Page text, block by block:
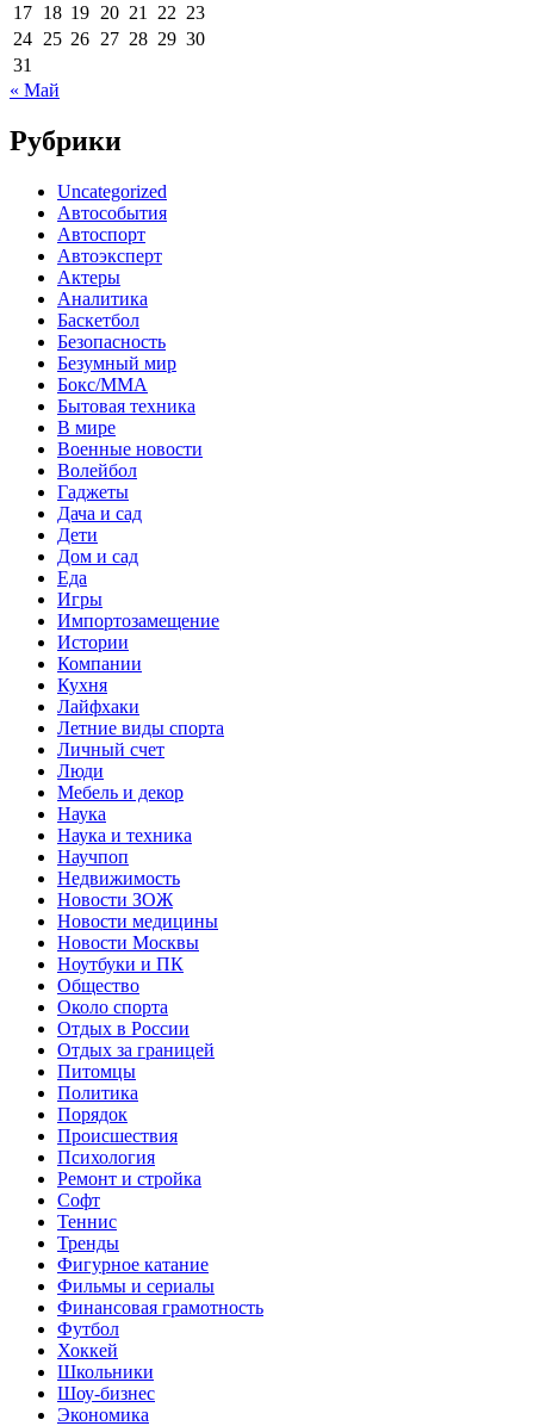
17 18 19 20 21 22 23
24 25 26 27 28 29 30
31
« Май
Рубрики
Uncategorized
Автособытия
Автоспорт
Автоэксперт
Актеры
Аналитика
Баскетбол
Безопасность
Безумный мир
Бокс/MMA
Бытовая техника
В мире
Военные новости
Волейбол
Гаджеты
Дача и сад
Дети
Дом и сад
Еда
Игры
Импортозамещение
Истории
Компании
Кухня
Лайфхаки
Летние виды спорта
Личный счет
Люди
Мебель и декор
Наука
Наука и техника
Научпоп
Недвижимость
Новости ЗОЖ
Новости медицины
Новости Москвы
Ноутбуки и ПК
Общество
Около спорта
Отдых в России
Отдых за границей
Питомцы
Политика
Порядок
Происшествия
Психология
Ремонт и стройка
Софт
Теннис
Тренды
Фигурное катание
Фильмы и сериалы
Финансовая грамотность
Футбол
Хоккей
Школьники
Шоу-бизнес
Экономика